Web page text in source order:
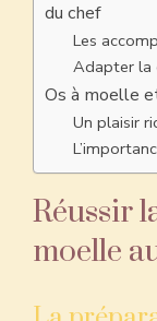
du chef
Les
Adapter la
Os à moelle
Un plaisir
Réussir
moelle